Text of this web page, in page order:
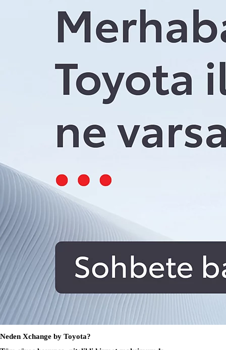
Neden Xchange by Toyota?